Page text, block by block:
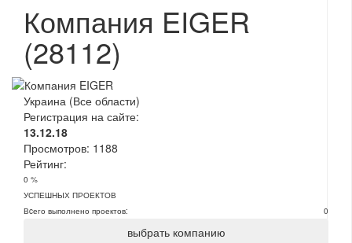
Компания EIGER
(28112)
Украина (Все области)
Регистрация на сайте:
13.12.18
Просмотров: 1188
Рейтинг:
0 %
УСПЕШНЫХ ПРОЕКТОВ
Вcего выполнено проектов:
0
выбрать компанию